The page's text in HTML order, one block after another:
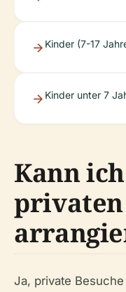
Kinder (7-17
Kinder unter 7
Kann
privaten
Ja, private